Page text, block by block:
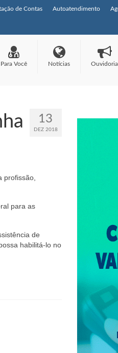
de Contas Autoatendimento
Para Você Notícias Ouvidoria
13
DEZ 2018
profissão,
para as
de
habilitá-lo no